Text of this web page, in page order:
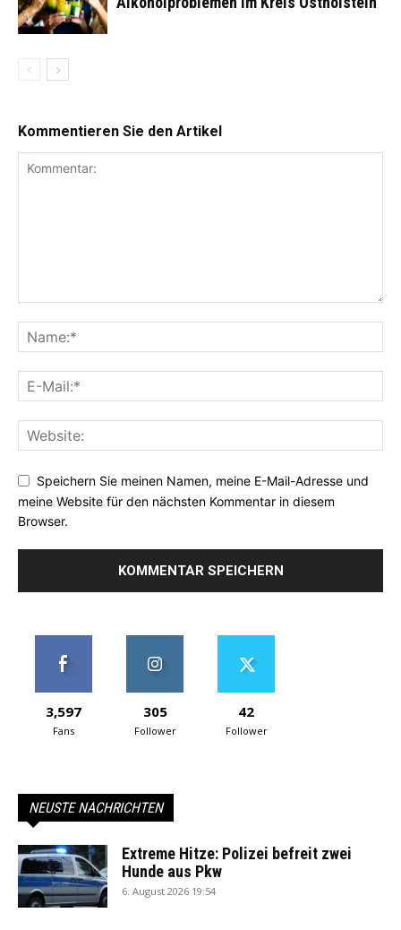
Kommentieren Sie den Artikel
Speichern Sie meinen Namen, meine E-Mail-Adresse und
meine Website für den nächsten Kommentar in diesem
Browser.
3,597
Fans
305
Follower
42
Follower
NEUSTE NACHRICHTEN
Extreme Hitze: Polizei befreit zwei
Hunde aus Pkw
6. August 2026 19:54